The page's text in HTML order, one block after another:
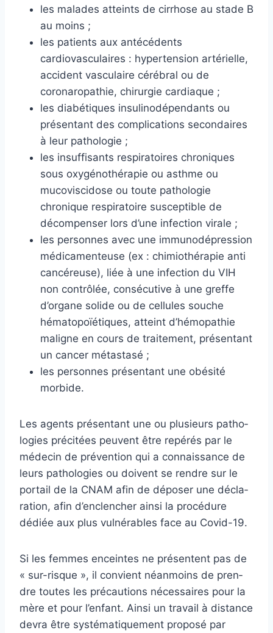
les malades atteints de cirrhose au stade B
au moins ;
les patients aux antécédents
cardiovasculaires : hypertension artérielle,
accident vasculaire cérébral ou de
coronaropathie, chirurgie cardiaque ;
les diabétiques insulinodépendants ou
présentant des complications secondaires
à leur pathologie ;
les insuffisants respiratoires chroniques
sous oxygénothérapie ou asthme ou
mucoviscidose ou toute pathologie
chronique respiratoire susceptible de
décompenser lors d’une infection virale ;
les personnes avec une immunodépression
médicamenteuse (ex : chimiothérapie anti
cancéreuse), liée à une infection du VIH
non contrôlée, consécutive à une greffe
d’organe solide ou de cellules souche
hématopoïétiques, atteint d’hémopathie
maligne en cours de traitement, présentant
un cancer métastasé ;
les personnes présentant une obésité
morbide.
Les agents pré­sen­tant une ou plu­sieurs patho­
lo­gies pré­ci­tées peu­vent être repé­rés par le
méde­cin de pré­ven­tion qui a connais­sance de
leurs patho­lo­gies ou doi­vent se rendre sur le
por­tail de la CNAM afin de dépo­ser une décla­
ra­tion, afin d’enclen­cher ainsi la pro­cé­dure
dédiée aux plus vul­né­ra­bles face au Covid-19.
Si les femmes encein­tes ne pré­sen­tent pas de
« sur-risque », il convient néan­moins de pren­
dre toutes les pré­cau­tions néces­sai­res pour la
mère et pour l’enfant. Ainsi un tra­vail à dis­tance
devra être sys­té­ma­ti­que­ment pro­posé par